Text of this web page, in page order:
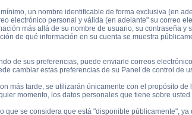
un nombre identificable de forma exclusiva (en
electrónico personal y válida (en adelante" su correo
más allá de su nombre de usuario, su contraseña
de qué información en su cuenta se muestra
de sus preferencias, puede enviarle correos
cambiar estas preferencias de su Panel de control de
más tarde, se utilizarán únicamente con el propósito
momento, los datos personales que tiene sobre
se considera que está "disponible públicamente",